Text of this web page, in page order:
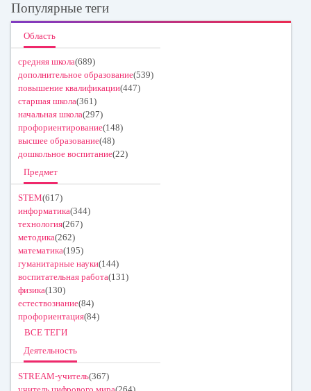
Популярные теги
Область
средняя школа(689)
дополнительное образование(539)
повышение квалификации(447)
старшая школа(361)
начальная школа(297)
профориентирование(148)
высшее образование(48)
дошкольное воспитание(22)
Предмет
STEM(617)
информатика(344)
технология(267)
методика(262)
математика(195)
гуманитарные науки(144)
воспитательная работа(131)
физика(130)
естествознание(84)
профориентация(84)
ВСЕ ТЕГИ
Деятельность
STREAM-учитель(367)